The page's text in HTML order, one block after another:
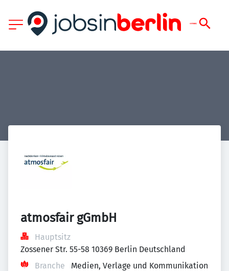
atmosfair gGmbH
Hauptsitz
Zossener Str. 55-58 10369 Berlin Deutschland
Branche
Medien, Verlage und Kommunikation